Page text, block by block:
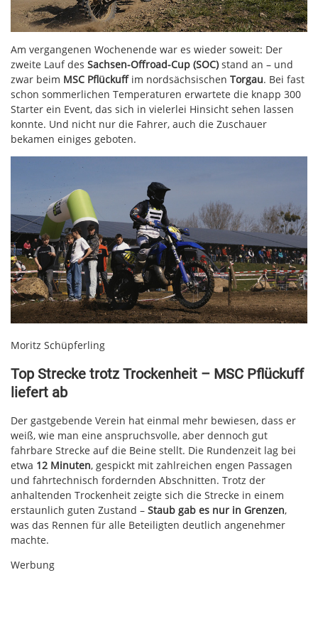
Am vergangenen Wochenende war es wieder soweit: Der
zweite Lauf des Sachsen-Offroad-Cup (SOC)stand an – und
zwar beim MSC Pflückuffim nordsächsischen Torgau. Bei fast
schon sommerlichen Temperaturen erwartete die knapp 300
Starter ein Event, das sich in vielerlei Hinsicht sehen lassen
konnte. Und nicht nur die Fahrer, auch die Zuschauer
bekamen einiges geboten.
Moritz Schüpferling
Top Strecke trotz Trockenheit – MSC Pflückuff
liefert ab
Der gastgebende Verein hat einmal mehr bewiesen, dass er
weiß, wie man eine anspruchsvolle, aber dennoch gut
fahrbare Strecke auf die Beine stellt. Die Rundenzeit lag bei
etwa 12 Minuten, gespickt mit zahlreichen engen Passagen
und fahrtechnisch fordernden Abschnitten. Trotz der
anhaltenden Trockenheit zeigte sich die Strecke in einem
erstaunlich guten Zustand – Staub gab es nur in Grenzen,
was das Rennen für alle Beteiligten deutlich angenehmer
machte.
Werbung